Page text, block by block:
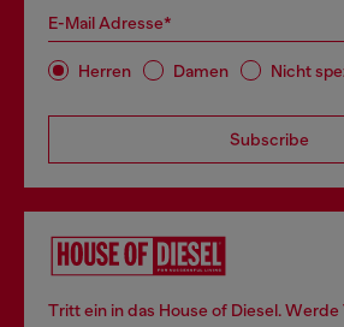
E-Mail Adresse*
Herren Damen Nicht
Subscribe
Tritt ein in das House of Diesel.